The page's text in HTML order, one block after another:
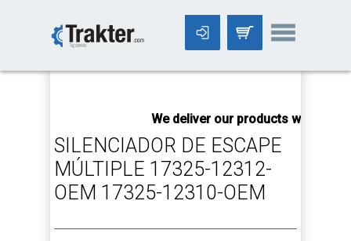
We deliver our products worldwide!
SILENCIADOR DE ESCAPE
MÚLTIPLE 17325-12312-
OEM 17325-12310-OEM